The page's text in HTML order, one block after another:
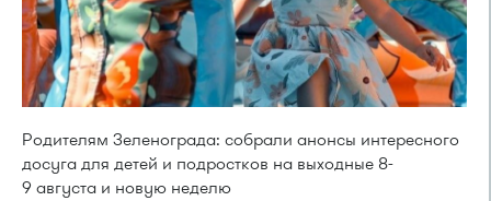
Родителям Зеленограда: собрали анонсы интересного
досуга для детей и подростков на выходные 8-
9 августа и новую неделю